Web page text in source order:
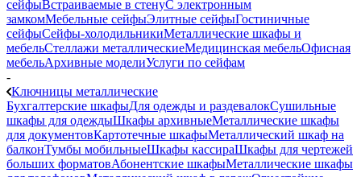
сейфыВстраиваемые в стенуС электронным
замкомМебельные сейфыЭлитные сейфыГостиничные
сейфыСейфы-холодильникиМеталлические шкафы и
мебельСтеллажи металлическиеМедицинская мебельОфисная
мебельАрхивные моделиУслуги по сейфам
-
Ключницы металлические
Бухгалтерские шкафыДля одежды и раздевалокСушильные
шкафы для одеждыШкафы архивныеМеталлические шкафы
для документовКартотечные шкафыМеталлический шкаф на
балконТумбы мобильныеШкафы кассираШкафы для чертежей
больших форматовАбонентские шкафыМеталлические шкафы